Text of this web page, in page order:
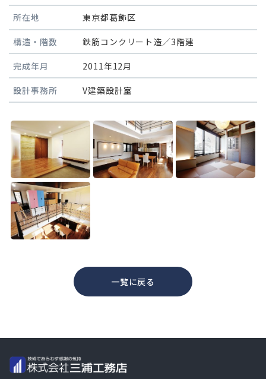
所在地 東京都葛飾区
構造・階数 鉄筋コンクリート造／3階建
完成年月 2011年12月
設計事務所 V建築設計室
一覧に戻る